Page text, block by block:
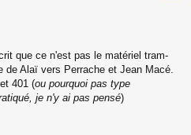
que ce n'est pas le matériel tram-
de Alaï vers Perrache et Jean Macé.
401 (ou pourquoi pas type
je n'y ai pas pensé)